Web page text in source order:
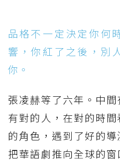
品格不一定決定你何
響，你紅了之後，別
你。
張凌赫等了六年。中
有對的人，在對的時
的角色，遇到了好的
把華語劇推向全球的